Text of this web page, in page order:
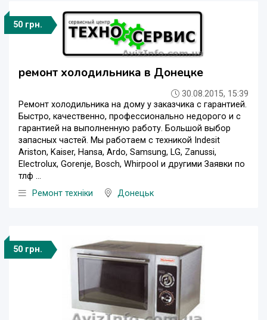
50 грн.
ремонт холодильника в Донецке
30.08.2015, 15:39
Ремонт холодильника на дому у заказчика с гарантией.
Быстро, качественно, профессионально недорого и с
гарантией на выполненную работу. Большой выбор
запасных частей. Мы работаем с техникой Indesit
Ariston, Kaiser, Hansa, Ardo, Samsung, LG, Zanussi,
Electrolux, Gorenje, Bosch, Whirpool и другими Заявки по
тлф ...
Ремонт техніки
Донецьк
50 грн.